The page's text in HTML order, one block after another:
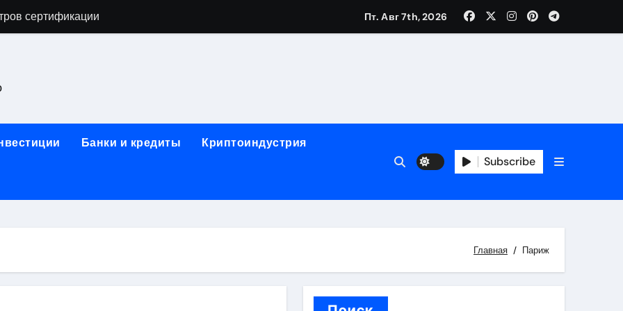
сертификации
и электрооборудование для ногтевого сервиса, наращивания ресниц и депиляции
базальтового теплоизоляционного шнура разных диаметров
для освоения актуальных профессий онлайн
Пт. Авг 7th, 2026
Банки и кредиты Криптоиндустрия
Subscribe
Главная Париж